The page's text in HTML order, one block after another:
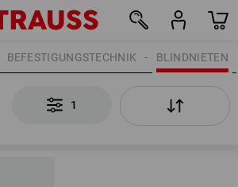
BLINDNIETEN
BEFESTIGUNGSTECHNIK
1